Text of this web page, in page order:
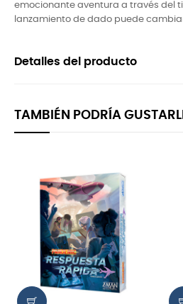
emocionante aventura a través del
lanzamiento de dado puede
Detalles del producto
TAMBIÉN PODRÍA